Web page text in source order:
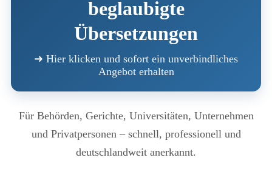
beglaubigte
Übersetzungen
➜ Hier klicken und sofort ein unverbindliches
Angebot erhalten
Für Behörden, Gerichte, Universitäten, Unternehmen
und Privatpersonen – schnell, professionell und
deutschlandweit anerkannt.